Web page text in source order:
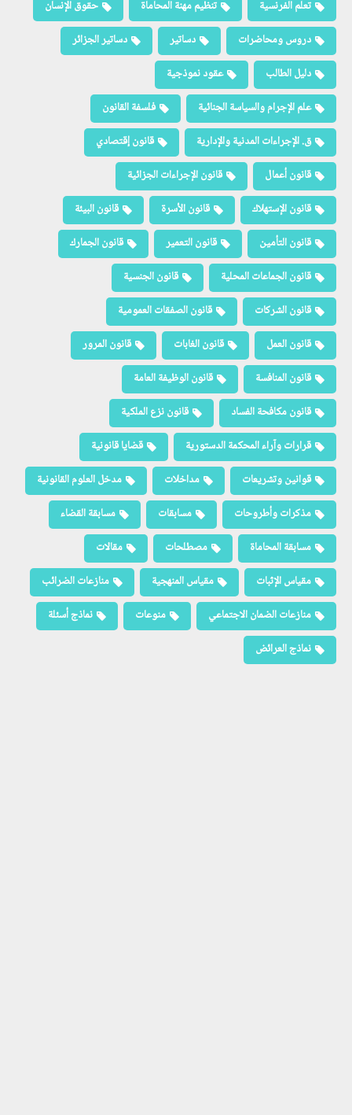
تعلم الفرنسية تنظيم مهنة المحاماة
حقوق الإنسان
دروس ومحاضرات
دساتير
دساتير الجزائر
دليل الطالب
عقود نموذجية
علم الإجرام والسياسة الجنائية
فلسفة القانون
ق. الإجراءات المدنية والإدارية
قانون إقتصادي
قانون أعمال
قانون الإجراءات الجزائية
قانون الإستهلاك
قانون الأسرة
قانون البيئة
قانون التأمين
قانون التعمير
قانون الجمارك
قانون الجماعات المحلية
قانون الجنسية
قانون الشركات
قانون الصفقات العمومية
قانون العمل
قانون الغابات
قانون المرور
قانون المنافسة
قانون الوظيفة العامة
قانون مكافحة الفساد
قانون نزع الملكية
قرارات وآراء المحكمة الدستورية
قضايا قانونية
قوانين وتشريعات
مداخلات
مدخل العلوم القانونية
مذكرات وأطروحات
مسابقات
مسابقة القضاء
مسابقة المحاماة
مصطلحات
مقالات
مقياس الإثبات
مقياس المنهجية
منازعات الضرائب
منازعات الضمان الاجتماعي
منوعات
نماذج أسئلة
نماذج العرائض